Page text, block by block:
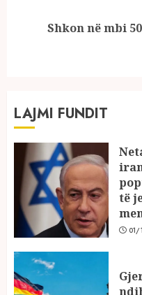
Shkon në mbi
LAJMI FUNDIT
të